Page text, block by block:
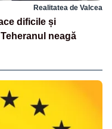
Realitatea de Valcea
dificile și
neagă